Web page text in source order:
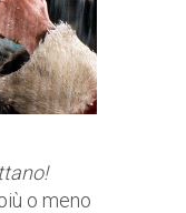
o meno